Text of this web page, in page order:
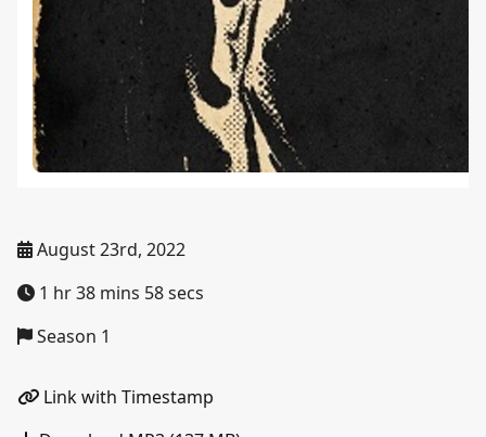
August 23rd, 2022
1 hr 38 mins 58 secs
Season 1
Link with Timestamp